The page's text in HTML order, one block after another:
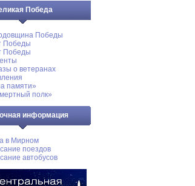
Победа
Победы
Победы
Победы
о ветеранах
памяти»
полк»
информация
в Мирном
поездов
автобусов